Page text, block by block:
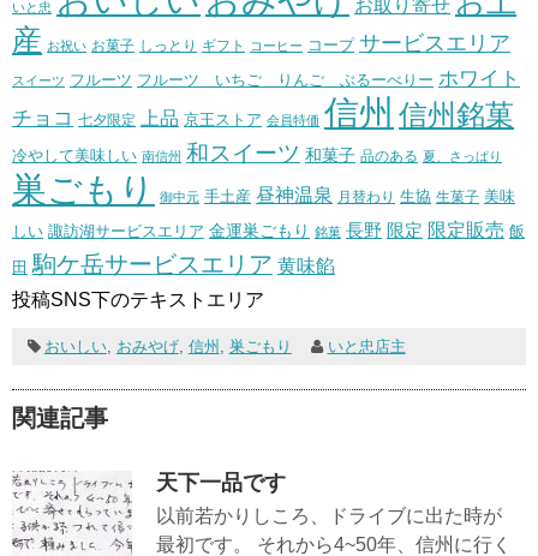
いと忠 お取り寄せ
産 お祝い お菓子 しっとり ギフト コーヒー コープ サービスエリア
スイーツ フルーツ フルーツ いちご りんご ぶるーべりー ホワイト
チョコ 七夕限定 上品 京王ストア 会員特価 信州 信州銘菓
冷やして美味しい 南信州 和スイーツ 和菓子 品のある 夏、さっぱり
巣ごもり 御中元 手土産 昼神温泉 月替わり 生協 生菓子 美味
しい 諏訪湖サービスエリア 金運巣ごもり 銘菓 長野 限定 限定販売 飯
田 駒ケ岳サービスエリア 黄味餡
投稿SNS下のテキストエリア
おいしい, おみやげ, 信州 巣ごもり いと忠店主
関連記事
天下一品です
以前若かりしころ、ドライブに出た時が
最初です。 それから4~50年、信州に行く